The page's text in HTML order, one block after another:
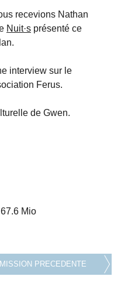
recevions Nathan
Nuit·s présenté ce
interview sur le
Ferus.
de Gwen.
67.6 Mio
PRECEDENTE